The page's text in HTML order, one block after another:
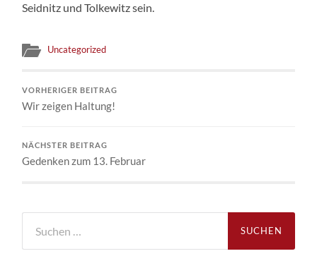
Seidnitz und Tolkewitz sein.
Uncategorized
VORHERIGER BEITRAG
Wir zeigen Haltung!
NÄCHSTER BEITRAG
Gedenken zum 13. Februar
nach: